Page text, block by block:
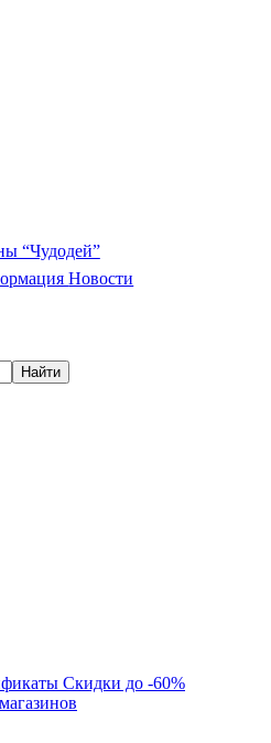
“Чудодей”
Новости
Найти
Скидки до -60%